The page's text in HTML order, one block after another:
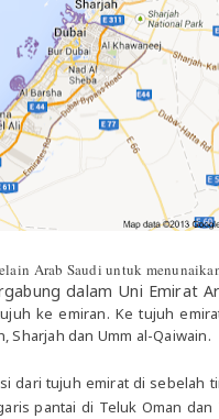
Arab Saudi untuk
dalam Uni Emirat
ke emiran. Ke tujuh
Sharjah dan Umm al-Qaiwain.
dari tujuh emirat di sebelah
pantai di Teluk Oman